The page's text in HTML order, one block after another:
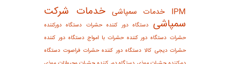
IPM خدمات سمپاشی خدمات شرکت
سمپاشی دستگاه دور كننده حشرات دستگاه دورکننده
حشرات دستگاه دور کننده حشرات با امواج دستگاه دور کننده
حشرات دیجی کالا دستگاه دور کننده حشرات فراصوت دستگاه